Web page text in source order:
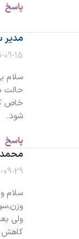
پاسخ
2019-09-15
سلام
حالت
خاص
شود.
پاسخ
محمد
2019-09-29
سلام
ولی
کاهش